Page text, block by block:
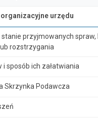
urzędu
przyjmowanych spraw,
rozstrzygania
i sposób ich załatwiania
Skrzynka Podawcza